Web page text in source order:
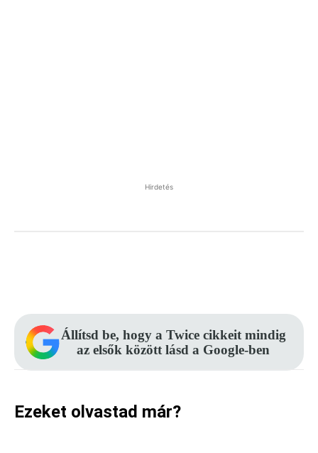
Hirdetés
Állítsd be, hogy a Twice cikkeit mindig
az elsők között lásd a Google-ben
Ezeket olvastad már?